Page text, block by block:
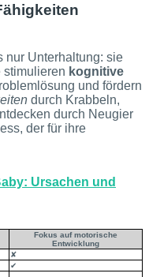
nur Unterhaltung: sie
stimulieren kognitive
und fördern
durch Krabbeln,
durch Neugier
der für ihre
Ursachen und
Fokus auf motorische
Entwicklung
✘
✔